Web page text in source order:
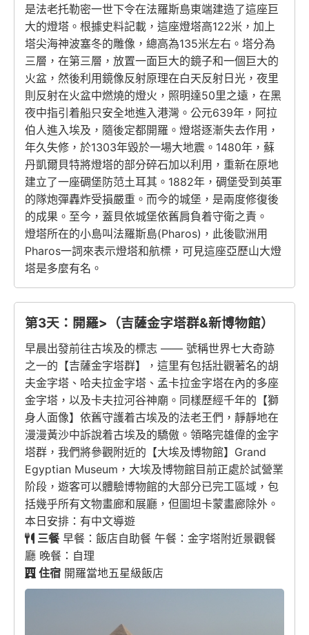
是法老托勒密一世下令在法羅斯島東端建造了這座巨
大的燈塔。根據史料記載，這座燈塔高122米，加上
塔尖海神波塞冬的雕像，總高為135米左右。塔分為
三層，在第三層，放置一面巨大的鏡子和一個巨大的
火盆，然後利用鏡像反射原理在白天反射日光，夜里
則反射在火盆中燃燒的燈火，照明達50里之遠，在黑
夜中指引着船只安全地進入港灣。公元639年，阿拉
伯人進入埃及，隨後定都開羅。燈塔逐漸失去作用，
年久失修，於1303年毀於一場大地震。1480年，蘇
丹凱爾貝特將燈塔的部分碎石加以利用，重新在原地
建立了一座碉堡防范土耳其。1882年，碉堡受到英軍
的隊炮彈轟炸受損嚴重。而今的城堡，是兩度修復後
的成果。至今，蓋貝依城堡依舊肩負着守衛之責。
燈塔所在的小島叫法羅斯島(Pharos)，此後歐洲用
Pharos一詞來表示燈塔和航標，可見這座亞歷山大燈
塔是多麼有名。
第3天：開羅>（吉薩金字塔群&新博物館）
早晨出發前往古埃及的標志 —— 號稱世界七大奇跡
之一的【吉薩金字塔群】，這里有包括壯觀著名的胡
夫金字塔、哈夫拉金字塔、孟卡拉金字塔在內的多座
金字塔，以及卡夫拉河谷神廟。同樣歷經千年的【獅
身人面像】依舊守護着古埃及的法老王們，靜靜地在
漫漫黃沙中訴說着古埃及的驕傲。領略完雄偉的金字
塔群，我們將參觀附近的【大埃及博物館】Grand
Egyptian Museum，大埃及博物館目前正處於試營業
阶段，遊客可以體驗博物館的大部分已完工區域，包
括幾乎所有文物畫廊和展廳，但圖坦卡蒙畫廊除外。
本日安排：有中文導遊
三餐早餐：飯店自助餐 午餐：金字塔附近景觀餐
廳 晚餐：自理
住宿 開羅當地五星級飯店